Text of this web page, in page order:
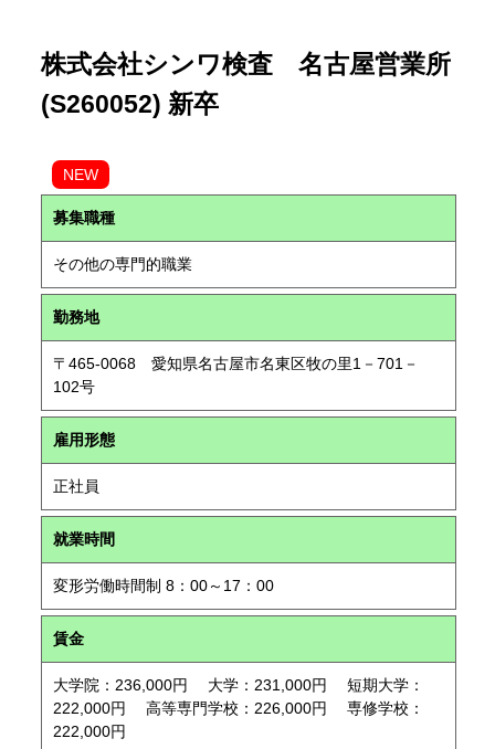
株式会社シンワ検査 名古屋営業所
(S260052) 新卒
NEW
募集職種
その他の専門的職業
勤務地
〒465-0068 愛知県名古屋市名東区牧の里1－701－
102号
雇用形態
正社員
就業時間
変形労働時間制 8：00～17：00
賃金
大学院：236,000円 大学：231,000円 短期大学：
222,000円 高等専門学校：226,000円 専修学校：
222,000円